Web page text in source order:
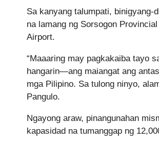
Sa kanyang talumpati, binigyang-
na lamang ng Sorsogon
Airport.
“Maaaring may pagkakaiba tayo
hangarin—ang maiangat ang
mga Pilipino. Sa tulong ninyo,
Pangulo.
Ngayong araw, pinangunahan
kapasidad na tumanggap ng